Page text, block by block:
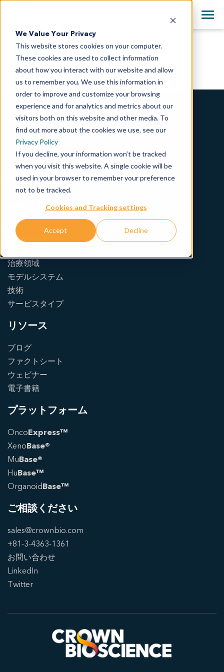
We Value Your Privacy
This website stores cookies on your computer.
These cookies are used to collect information
about how you interact with our website and allow
us to remember you. We use this information in
order to improve and customize your browsing
experience and for analytics and metrics about our
visitors both on this website and other media. To
find out more about the cookies we use, see our
Privacy Policy
If you decline, your information won’t be tracked
when you visit this website. A single cookie will be
used in your browser to remember your preference
not to be tracked.
Cookies and Tracking settings
Accept Decline
English
日本語
简体中文
All Contact Information
レア細胞を高感度で検出、分離、特性解析
当社について
会社概要
企業理念
社会的責任
経営方針
ニュース＆イベント
事業内容
治療領域
モデルシステム
技術
サービスタイプ
リソース
ブログ
ファクトシート
ウェビナー
電子書籍
プラットフォーム
OncoExpress™
XenoBase®
MuBase®
HuBase™
OrganoidBase™
ご相談ください
sales@crownbio.com
+81-3-4363-1361
お問い合わせ
LinkedIn
Twitter